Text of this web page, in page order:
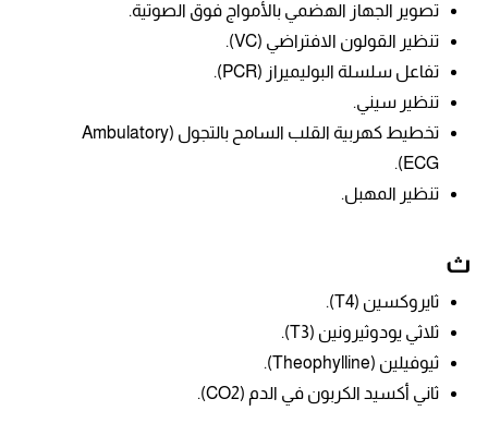
تصوير الجهاز الهضمي بالأمواج فوق الصوتية.
تنظير القولون الافتراضي (VC).
تفاعل سلسلة البوليميراز (PCR).
تنظير سيني.
تخطيط كهربية القلب السامح بالتجول (Ambulatory
ECG).
تنظير المهبل.
ث
ثايروكسين (T4).
ثلاثي يودوثيرونين (T3).
ثيوفيلين (Theophylline).
ثاني أكسيد الكربون في الدم (CO2).